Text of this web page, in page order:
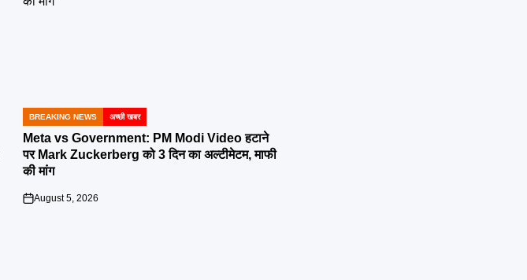
POSTED
IN
BREAKING NEWS अच्छी खबर
Meta vs Government: PM Modi Video हटाने
पर Mark Zuckerberg को 3 दिन का अल्टीमेटम, माफी
की मांग
on
August 5, 2026